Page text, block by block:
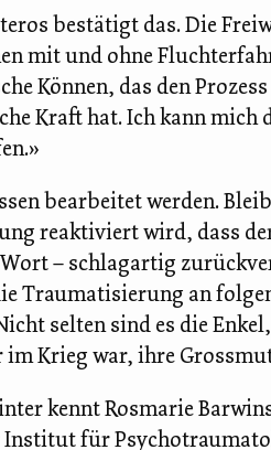
bestätigt das. Die
mit und ohne
Können, das den
Kraft hat. Ich kann
bearbeitet werden.
reaktiviert wird, dass
– schlagartig
Traumatisierung an
selten sind es die
Krieg war, ihre
kennt Rosmarie
Institut für